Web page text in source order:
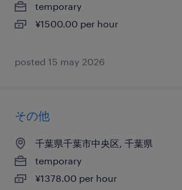
temporary
¥1500.00 per hour
posted 15 may 2026
その他
千葉県千葉市中央区, 千葉県
temporary
¥1378.00 per hour